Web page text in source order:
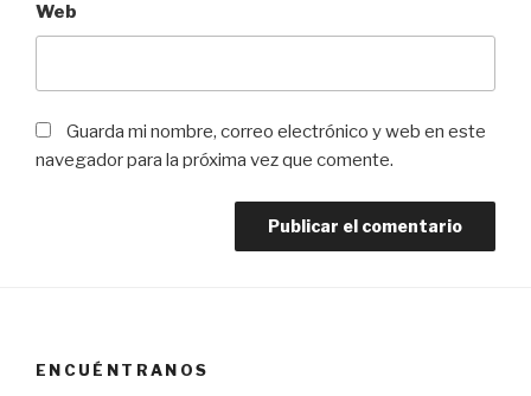
Web
Guarda mi nombre, correo electrónico y web en este
navegador para la próxima vez que comente.
ENCUÉNTRANOS